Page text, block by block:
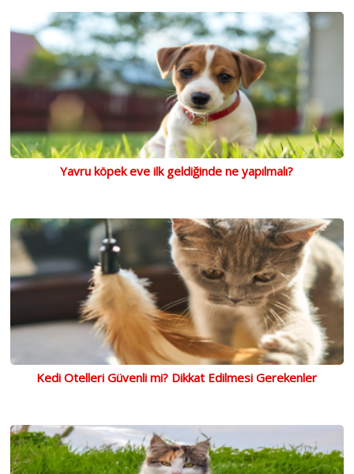
Yavru köpek eve ilk geldiğinde ne yapılmalı?
Kedi Otelleri Güvenli mi? Dikkat Edilmesi Gerekenler